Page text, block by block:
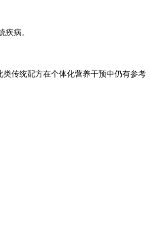
疾病。
传统配方在个体化营养干预中仍有参考